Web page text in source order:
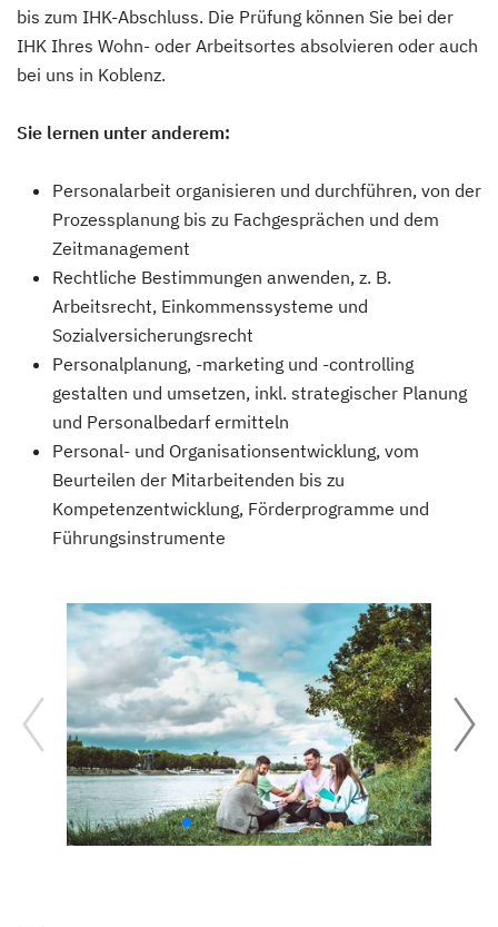
bis zum IHK-Abschluss. Die Prüfung können Sie bei der
IHK Ihres Wohn- oder Arbeitsortes absolvieren oder auch
bei uns in Koblenz.
Sie lernen unter anderem:
Personalarbeit organisieren und durchführen, von der
Prozessplanung bis zu Fachgesprächen und dem
Zeitmanagement
Rechtliche Bestimmungen anwenden, z. B.
Arbeitsrecht, Einkommenssysteme und
Sozialversicherungsrecht
Personalplanung, -marketing und -controlling
gestalten und umsetzen, inkl. strategischer Planung
und Personalbedarf ermitteln
Personal- und Organisationsentwicklung, vom
Beurteilen der Mitarbeitenden bis zu
Kompetenzentwicklung, Förderprogramme und
Führungsinstrumente